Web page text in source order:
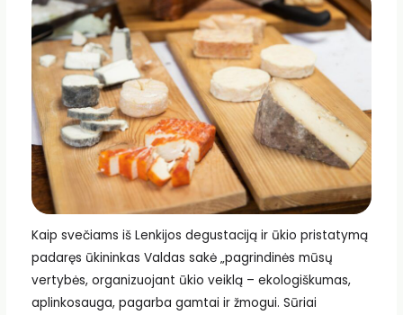
Kaip svečiams iš Lenkijos degustaciją ir ūkio pristatymą
padaręs ūkininkas Valdas sakė „pagrindinės mūsų
vertybės, organizuojant ūkio veiklą – ekologiškumas,
aplinkosauga, pagarba gamtai ir žmogui. Sūriai